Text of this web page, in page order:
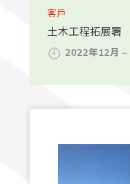
客戶
土木工程拓展署
2022年12月 ~